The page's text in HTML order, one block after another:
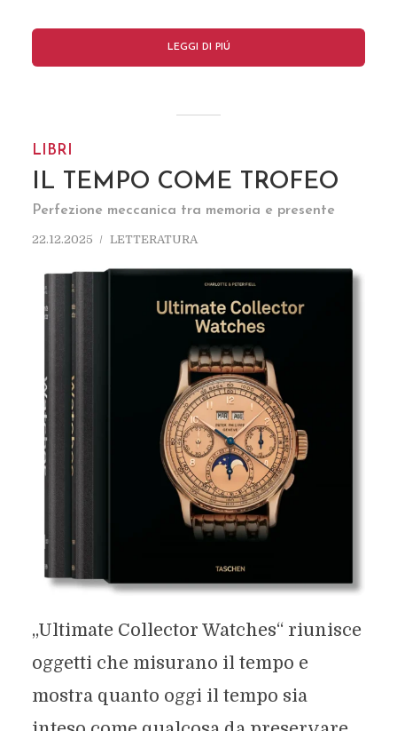
LEGGI DI PIÚ
LIBRI
IL TEMPO COME TROFEO
Perfezione meccanica tra memoria e presente
22.12.2025 LETTERATURA
„Ultimate Collector Watches“ riunisce
oggetti che misurano il tempo e
mostra quanto oggi il tempo sia